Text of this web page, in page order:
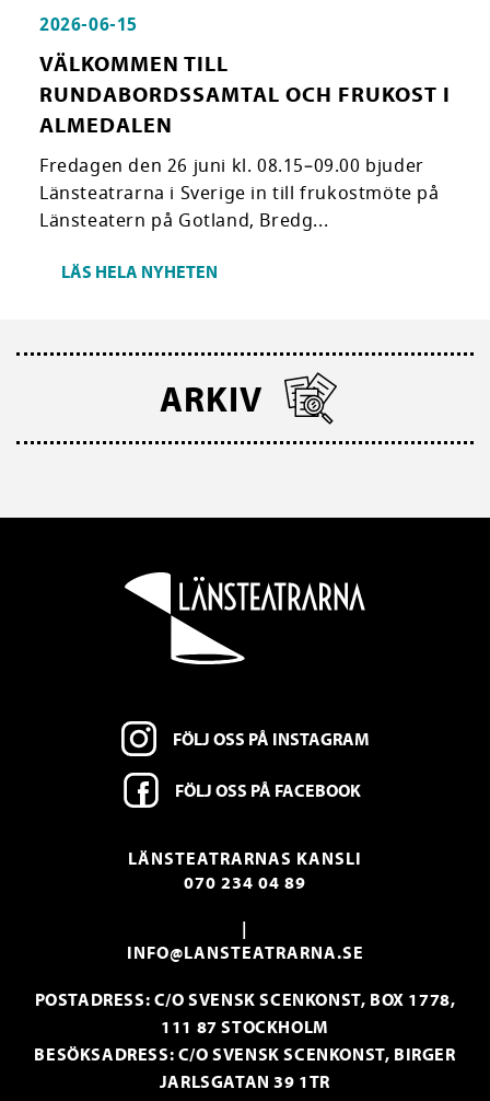
2026-06-15
VÄLKOMMEN TILL
RUNDABORDSSAMTAL OCH FRUKOST I
ALMEDALEN
Fredagen den 26 juni kl. 08.15–09.00 bjuder
Länsteatrarna i Sverige in till frukostmöte på
Länsteatern på Gotland, Bredg...
LÄS HELA NYHETEN
ARKIV
FÖLJ OSS PÅ INSTAGRAM
FÖLJ OSS PÅ FACEBOOK
LÄNSTEATRARNAS KANSLI
070 234 04 89
|
INFO@LANSTEATRARNA.SE
POSTADRESS: C/O SVENSK SCENKONST, BOX 1778,
111 87 STOCKHOLM
BESÖKSADRESS: C/O SVENSK SCENKONST, BIRGER
JARLSGATAN 39 1TR